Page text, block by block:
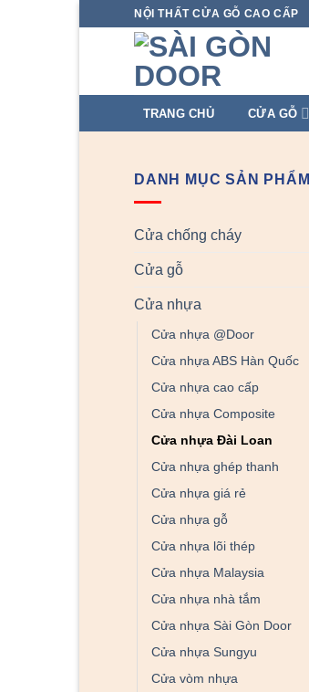
NỘI THẤT CỬA GỖ CAO CẤP
TRANG CHỦ CỬA GỖ
DANH MỤC SẢN PHẨM
Cửa chống cháy
Cửa gỗ
Cửa nhựa
Cửa nhựa @Door
Cửa nhựa ABS Hàn Quốc
Cửa nhựa cao cấp
Cửa nhựa Composite
Cửa nhựa Đài Loan
Cửa nhựa ghép thanh
Cửa nhựa giá rẻ
Cửa nhựa gỗ
Cửa nhựa lõi thép
Cửa nhựa Malaysia
Cửa nhựa nhà tắm
Cửa nhựa Sài Gòn Door
Cửa nhựa Sungyu
Cửa vòm nhựa